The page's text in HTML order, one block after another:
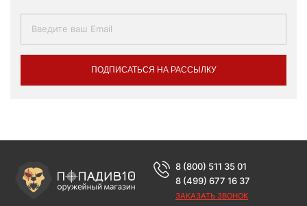
ПОДПИСАТЬСЯ НА РАССЫЛКУ
8 (800) 511 35 01
8 (499) 677 16 37
ЗАКАЗАТЬ ЗВОНОК